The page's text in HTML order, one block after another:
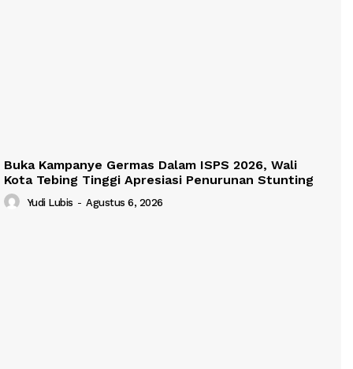
Buka Kampanye Germas Dalam ISPS 2026, Wali
Kota Tebing Tinggi Apresiasi Penurunan Stunting
Yudi Lubis - Agustus 6, 2026